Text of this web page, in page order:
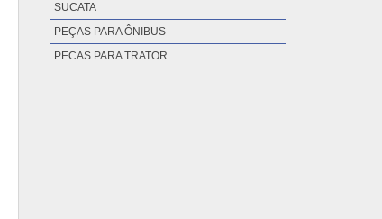
SUCATA
PEÇAS PARA ÔNIBUS
PECAS PARA TRATOR